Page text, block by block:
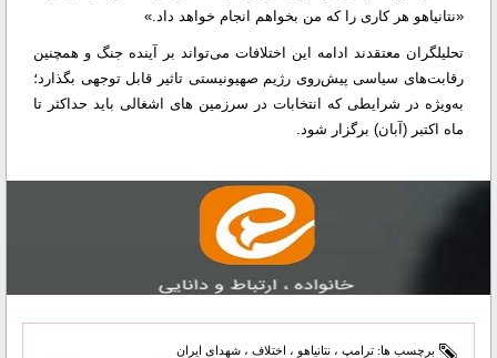
«نتانیاهو هر کاری را که من بخواهم انجام خواهد داد.»
تحلیلگران معتقدند ادامه این اختلافات می‌تواند بر آینده جنگ و همچنین
رقابت‌های سیاسی پیش‌روی رژیم صهیونیستی تاثیر قابل توجهی بگذارد؛
به‌ویژه در شرایطی که انتخابات در سرزمین های اشغالی باید حداکثر تا
ماه اکتبر (آبان) برگزار شود.
برچسب ها: ترامپ ، نتانیاهو ، اختلاف ، شهدای ایران